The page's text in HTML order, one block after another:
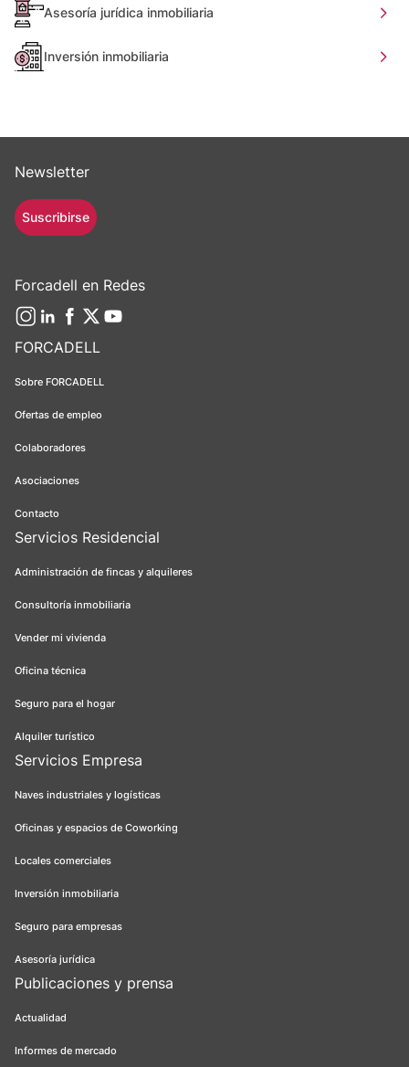
Asesoría jurídica inmobiliaria
Inversión inmobiliaria
FORCADELL
Sobre FORCADELL
Ofertas de empleo
Colaboradores
Asociaciones
Contacto
Servicios Residencial
Administración de fincas y alquileres
Consultoría inmobiliaria
Vender mi vivienda
Oficina técnica
Seguro para el hogar
Alquiler turístico
Servicios Empresa
Naves industriales y logísticas
Oficinas y espacios de Coworking
Locales comerciales
Inversión inmobiliaria
Seguro para empresas
Asesoría jurídica
Publicaciones y prensa
Actualidad
Informes de mercado
Newsletter
Suscribirse
Forcadell en Redes